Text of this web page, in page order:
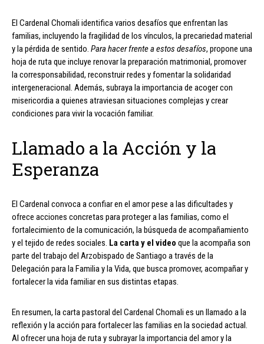
El Cardenal Chomali identifica varios desafíos que enfrentan las
familias, incluyendo la fragilidad de los vínculos, la precariedad material
y la pérdida de sentido. Para hacer frente a estos desafíos, propone una
hoja de ruta que incluye renovar la preparación matrimonial, promover
la corresponsabilidad, reconstruir redes y fomentar la solidaridad
intergeneracional. Además, subraya la importancia de acoger con
misericordia a quienes atraviesan situaciones complejas y crear
condiciones para vivir la vocación familiar.
Llamado a la Acción y la
Esperanza
El Cardenal convoca a confiar en el amor pese a las dificultades y
ofrece acciones concretas para proteger a las familias, como el
fortalecimiento de la comunicación, la búsqueda de acompañamiento
y el tejido de redes sociales. La carta y el video que la acompaña son
parte del trabajo del Arzobispado de Santiago a través de la
Delegación para la Familia y la Vida, que busca promover, acompañar y
fortalecer la vida familiar en sus distintas etapas.
En resumen, la carta pastoral del Cardenal Chomali es un llamado a la
reflexión y la acción para fortalecer las familias en la sociedad actual.
Al ofrecer una hoja de ruta y subrayar la importancia del amor y la